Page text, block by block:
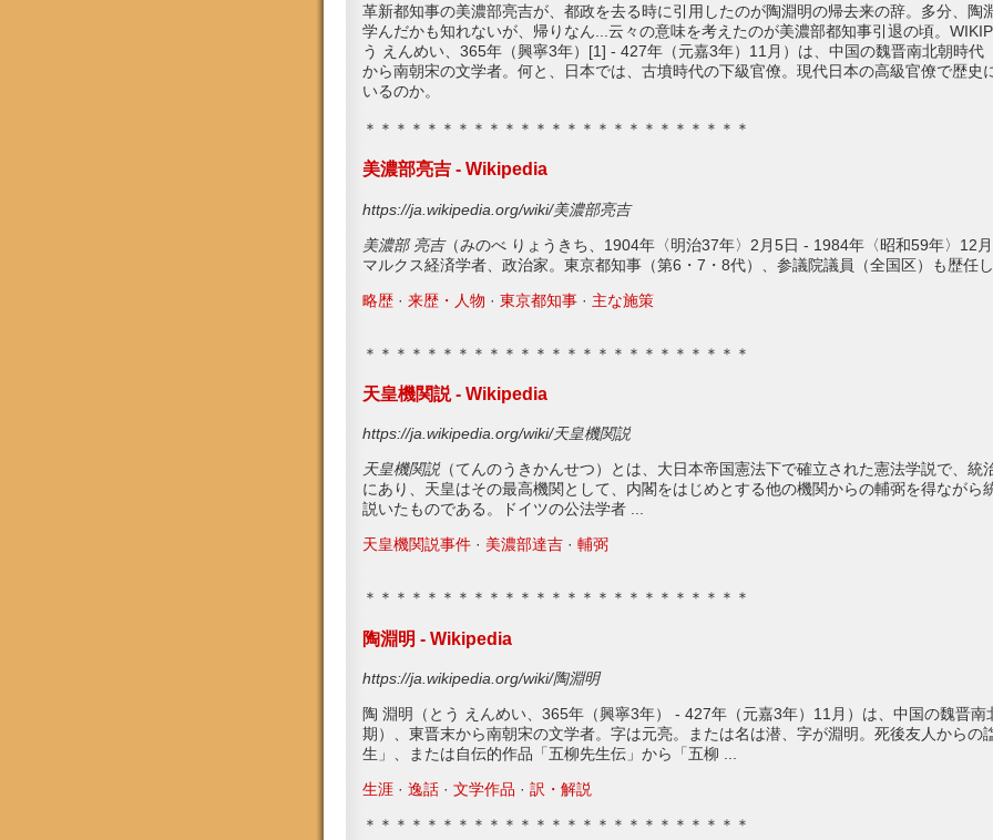
革新都知事の美濃部亮吉が、都政を去る時に引用したのが陶淵明の帰去来の辞。多分、陶
学んだかも知れないが、帰りなん...云々の意味を考えたのが美濃部都知事引退の頃。
う えんめい、365年（興寧3年）[1] - 427年（元嘉3年）11月）は、中国の魏晋南北朝時代
から南朝宋の文学者。何と、日本では、古墳時代の下級官僚。現代日本の高級官僚で歴史
いるのか。
＊＊＊＊＊＊＊＊＊＊＊＊＊＊＊＊＊＊＊＊＊＊＊＊＊
美濃部亮吉 - Wikipedia
https://ja.wikipedia.org/wiki/美濃部亮吉
美濃部 亮吉（みのべ りょうきち、1904年〈明治37年〉2月5日 - 1984年〈昭和59年〉12
マルクス経済学者、政治家。東京都知事（第6・7・8代）、参議院議員（全国区）も歴任
略歴 · ‎ 来歴・人物 · ‎ 東京都知事 · ‎ 主な施策
＊＊＊＊＊＊＊＊＊＊＊＊＊＊＊＊＊＊＊＊＊＊＊＊＊
天皇機関説 - Wikipedia
https://ja.wikipedia.org/wiki/天皇機関説
天皇機関説（てんのうきかんせつ）とは、大日本帝国憲法下で確立された憲法学説で、 統
にあり、天皇はその最高機関として、内閣をはじめとする他の機関からの輔弼を得ながら
説いたものである。ドイツの公法学者 ...
天皇機関説事件 · ‎ 美濃部達吉 · ‎ 輔弼
＊＊＊＊＊＊＊＊＊＊＊＊＊＊＊＊＊＊＊＊＊＊＊＊＊
陶淵明 - Wikipedia
https://ja.wikipedia.org/wiki/陶淵明
陶 淵明（とう えんめい、365年（興寧3年） - 427年（元嘉3年）11月）は、中国の魏晋南
期）、東晋末から南朝宋の文学者。字は元亮。または名は潜、字が淵明。死後友人からの
生」、または自伝的作品「五柳先生伝」から「五柳 ...
生涯 · ‎ 逸話 · ‎ 文学作品 · ‎ 訳・解説
＊＊＊＊＊＊＊＊＊＊＊＊＊＊＊＊＊＊＊＊＊＊＊＊＊